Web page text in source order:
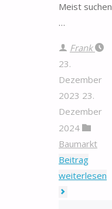
Meist suchen
…
Frank
23.
Dezember
2023 23.
Dezember
2024
Baumarkt
Beitrag
weiterlesen